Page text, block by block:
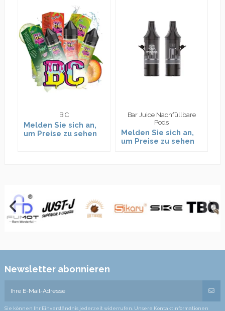
B C
Melden Sie sich an,
um Preise zu sehen
Bar Juice Nachfüllbare
Pods
Melden Sie sich an,
um Preise zu sehen
Newsletter abonnieren
Sie können Ihr Einverständnis jederzeit widerrufen. Unsere Kontaktinformationen